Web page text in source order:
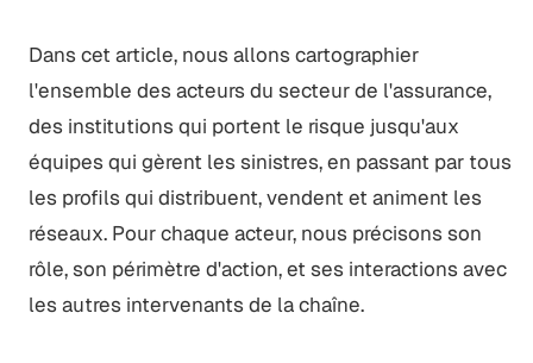
Dans cet article, nous allons cartographier
l'ensemble des acteurs du secteur de l'assurance,
des institutions qui portent le risque jusqu'aux
équipes qui gèrent les sinistres, en passant par tous
les profils qui distribuent, vendent et animent les
réseaux. Pour chaque acteur, nous précisons son
rôle, son périmètre d'action, et ses interactions avec
les autres intervenants de la chaîne.